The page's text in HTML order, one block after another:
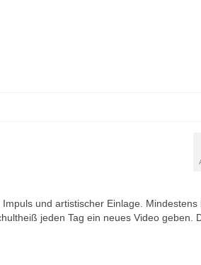
und artistischer Einlage. Mindestens
jeden Tag ein neues Video geben.